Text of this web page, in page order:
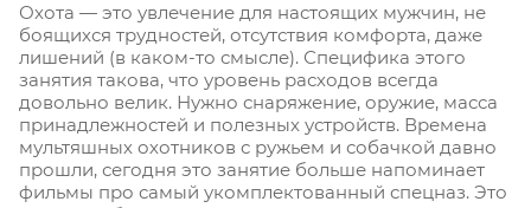
Охота — это увлечение для настоящих мужчин, не
боящихся трудностей, отсутствия комфорта, даже
лишений (в каком-то смысле). Специфика этого
занятия такова, что уровень расходов всегда
довольно велик. Нужно снаряжение, оружие, масса
принадлежностей и полезных устройств. Времена
мультяшных охотников с ружьем и собачкой давно
прошли, сегодня это занятие больше напоминает
фильмы про самый укомплектованный спецназ. Это